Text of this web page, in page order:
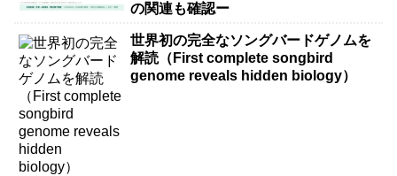
の関連も確認ー
世界初の完全なソングバードゲノムを
解読（First complete songbird
genome reveals hidden biology）